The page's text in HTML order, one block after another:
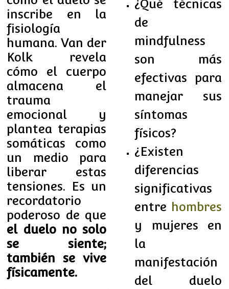
inscribe en la
fisiología
humana. Van der
Kolk revela
cómo el cuerpo
almacena el
trauma
emocional y
plantea terapias
somáticas como
un medio para
liberar estas
tensiones. Es un
recordatorio
poderoso de que
el duelo no solo
se siente;
también se vive
físicamente.
¿Qué técnicas
de
mindfulness
son más
efectivas para
manejar sus
síntomas
físicos?
¿Existen
diferencias
significativas
entre hombres
y mujeres en
la
manifestación
del duelo